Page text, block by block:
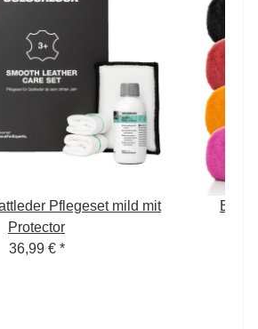
Pflegeset mild mit
Protector
36,99 € *